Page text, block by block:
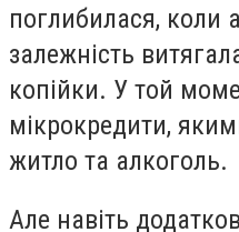
поглибилася, коли
залежність
копійки. У той
мікрокредити,
житло та алкоголь.
Але навіть